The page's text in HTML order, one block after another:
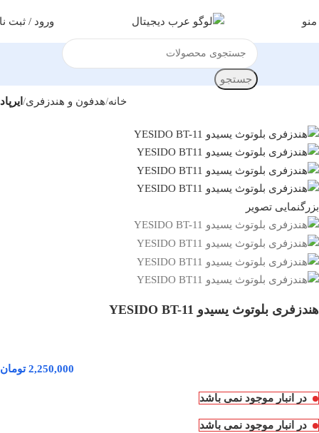
منو ورود / ثبت
جستجو
خانه هدفون و هندزفری ایرپاد
بزرگنمایی تصویر
هندزفری بلوتوث یسیدو YESIDO BT-11
تومان
در انبار موجود نمی باشد
در انبار موجود نمی باشد